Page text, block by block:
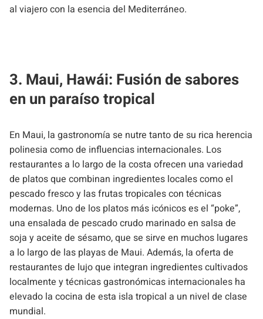
al viajero con la esencia del Mediterráneo.
3. Maui, Hawái: Fusión de sabores
en un paraíso tropical
En Maui, la gastronomía se nutre tanto de su rica herencia
polinesia como de influencias internacionales. Los
restaurantes a lo largo de la costa ofrecen una variedad
de platos que combinan ingredientes locales como el
pescado fresco y las frutas tropicales con técnicas
modernas. Uno de los platos más icónicos es el “poke”,
una ensalada de pescado crudo marinado en salsa de
soja y aceite de sésamo, que se sirve en muchos lugares
a lo largo de las playas de Maui. Además, la oferta de
restaurantes de lujo que integran ingredientes cultivados
localmente y técnicas gastronómicas internacionales ha
elevado la cocina de esta isla tropical a un nivel de clase
mundial.